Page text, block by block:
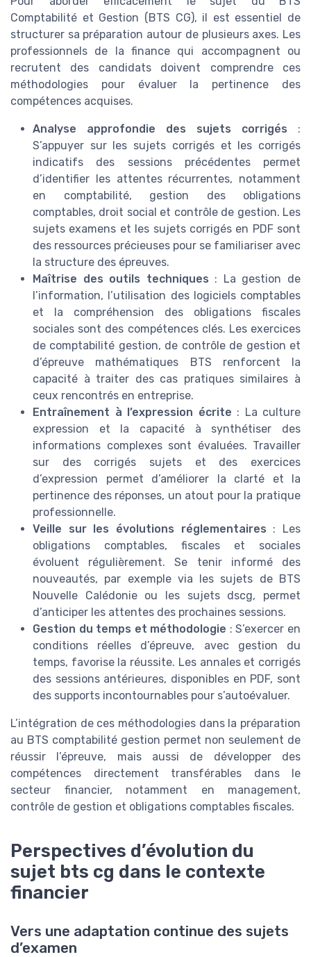
Comptabilité et Gestion (BTS CG), il est essentiel de
structurer sa préparation autour de plusieurs axes. Les
professionnels de la finance qui accompagnent ou
recrutent des candidats doivent comprendre ces
méthodologies pour évaluer la pertinence des
compétences acquises.
Analyse approfondie des sujets corrigés :
S’appuyer sur les sujets corrigés et les corrigés
indicatifs des sessions précédentes permet
d’identifier les attentes récurrentes, notamment
en comptabilité, gestion des obligations
comptables, droit social et contrôle de gestion. Les
sujets examens et les sujets corrigés en PDF sont
des ressources précieuses pour se familiariser avec
la structure des épreuves.
Maîtrise des outils techniques : La gestion de
l’information, l’utilisation des logiciels comptables
et la compréhension des obligations fiscales
sociales sont des compétences clés. Les exercices
de comptabilité gestion, de contrôle de gestion et
d’épreuve mathématiques BTS renforcent la
capacité à traiter des cas pratiques similaires à
ceux rencontrés en entreprise.
Entraînement à l’expression écrite : La culture
expression et la capacité à synthétiser des
informations complexes sont évaluées. Travailler
sur des corrigés sujets et des exercices
d’expression permet d’améliorer la clarté et la
pertinence des réponses, un atout pour la pratique
professionnelle.
Veille sur les évolutions réglementaires : Les
obligations comptables, fiscales et sociales
évoluent régulièrement. Se tenir informé des
nouveautés, par exemple via les sujets de BTS
Nouvelle Calédonie ou les sujets dscg, permet
d’anticiper les attentes des prochaines sessions.
Gestion du temps et méthodologie : S’exercer en
conditions réelles d’épreuve, avec gestion du
temps, favorise la réussite. Les annales et corrigés
des sessions antérieures, disponibles en PDF, sont
des supports incontournables pour s’autoévaluer.
L’intégration de ces méthodologies dans la préparation
au BTS comptabilité gestion permet non seulement de
réussir l’épreuve, mais aussi de développer des
compétences directement transférables dans le
secteur financier, notamment en management,
contrôle de gestion et obligations comptables fiscales.
Perspectives d’évolution du
sujet bts cg dans le contexte
financier
Vers une adaptation continue des sujets
d’examen